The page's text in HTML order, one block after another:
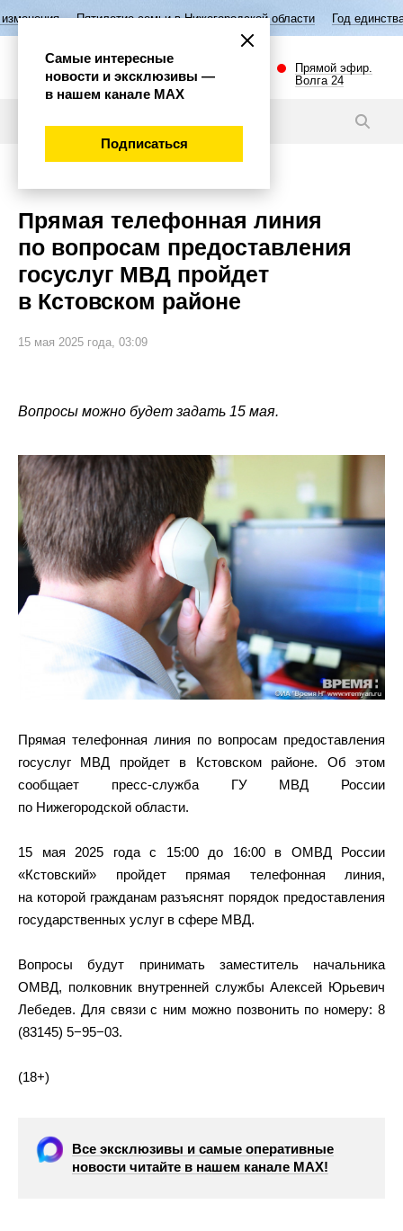
семьи в Нижегородской области Год единства народов
Прямой эфир.
Волга 24
Прямая телефонная линия
по вопросам предоставления
госуслуг МВД пройдет
в Кстовском районе
15 мая 2025 года, 03:09
Вопросы можно будет задать 15 мая.
Прямая телефонная линия по вопросам предоставления
госуслуг МВД пройдет в Кстовском районе. Об этом
сообщает пресс-служба ГУ МВД России
по Нижегородской области.
15 мая 2025 года с 15:00 до 16:00 в ОМВД России
«Кстовский» пройдет прямая телефонная линия,
на которой гражданам разъяснят порядок предоставления
государственных услуг в сфере МВД.
Вопросы будут принимать заместитель начальника
ОМВД, полковник внутренней службы Алексей Юрьевич
Лебедев. Для связи с ним можно позвонить по номеру: 8
(83145) 5−95−03.
(18+)
Все эксклюзивы и самые оперативные
новости читайте в нашем канале МАХ!
Самые интересные
новости и эксклюзивы —
в нашем канале МАХ
Подписаться